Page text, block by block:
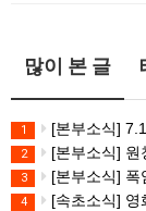
많이 본 글
1 [본부소식]
2 [본부소식] 원청교섭 원
3 [본부소식] 폭염
4 [속초소식] 영